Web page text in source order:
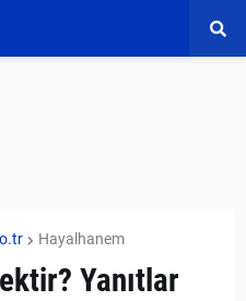
Hayalhanem
Yanıtlar